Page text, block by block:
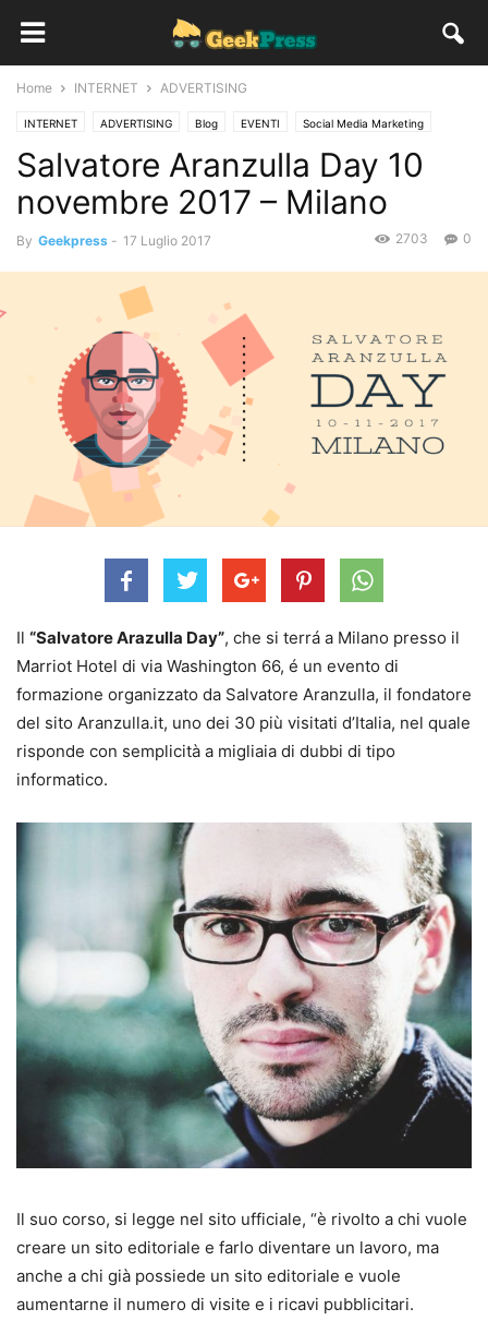
Home INTERNET ADVERTISING
INTERNET ADVERTISING Blog EVENTI Social Media Marketing
Salvatore Aranzulla Day 10
novembre 2017 – Milano
By Geekpress - 17 Luglio 2017 0
2703
Il “Salvatore Arazulla Day”, che si terrá a Milano presso il
Marriot Hotel di via Washington 66, é un evento di
formazione organizzato da Salvatore Aranzulla, il fondatore
del sito Aranzulla.it, uno dei 30 più visitati d’Italia, nel quale
risponde con semplicità a migliaia di dubbi di tipo
informatico.
Il suo corso, si legge nel sito ufficiale, “è rivolto a chi vuole
creare un sito editoriale e farlo diventare un lavoro, ma
anche a chi già possiede un sito editoriale e vuole
aumentarne il numero di visite e i ricavi pubblicitari.